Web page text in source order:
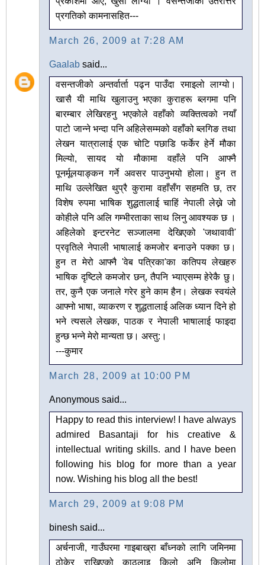
प्रगतिको कामनासहित---
March 26, 2009 at 7:28 AM
Gaalab said...
वसन्तजीको अन्तर्वार्ता पढ्न पाउँदा रमाइलो लाग्यो।
खासै यी माथि खुलाउनु भएका कुराहरू ब्लगमा पनि
बारम्बार लेखिरहनु भएकोले वहाँको व्यक्तित्वको नयाँ
पाटो जान्ने भन्दा पनि अहिलेसम्मको वहाँको ब्लगिङ तथा
लेखन यात्रालाई एक चोटि पछाडि फर्केर हेर्ने मौका
मिल्यो, सायद यो मौकामा वहाँले पनि आफ्नै
पूनर्मूलयाङ्कन गर्ने अवसर पाउनुभयो होला। हुन त
माथि उल्लेखित थुप्रै कुरामा वहाँसँग सहमति छ, तर
विशेष रुपमा भाषिक शुद्धतालाई चाहिं नेपाली लेख्ने जो
कोहीले पनि अलि गम्भीरताका साथ लिनु आवश्यक छ ।
अहिलेको इन्टरनेट सञ्जालमा देखिएको 'जथावावी'
प्रवृतिले नेपाली भाषालाई कमजोर बनाउने पक्का छ।
हुन त मेरो आफ्नै 'वेब पत्रिका'का कतिपय लेखहरु
भाषिक दृष्टिले कमजोर छन्, तैपनि भ्याएसम्म हेरेकै छु।
तर, कुनै एक जनाले गरेर हुने काम हैन। लेखक स्वयंले
आफ्नो भाषा, व्याकरण र शुद्धतालाई अलिक ध्यान दिने हो
भने त्यसले लेखक, पाठक र नेपाली भाषालाई फाइदा
हुन्छ भन्ने मेरो मान्यता छ। अस्तु‌:।
---कुमार
March 28, 2009 at 10:00 PM
Anonymous said...
Happy to read this interview! I have always
admired Basantaji for his creative &
intellectual writing skills. and I have been
following his blog for more than a year
now. Wishing his blog all the best!
March 29, 2009 at 9:08 PM
binesh said...
अर्चनाजी, गाउँघरमा गाइबाख्रा बाँध्नको लागि जमिनमा
ठोकेर राखिएको काठलाइ किलो अनि किलोमा